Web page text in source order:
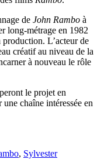
de John Rambo à
long-métrage en 1982
L’acteur de
créatif au niveau de la
à nouveau le rôle
le projet en
chaîne intéressée en
, Sylvester